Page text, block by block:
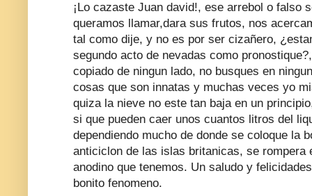
¡Lo cazaste Juan david!, ese arrebol o falso
queramos llamar,dara sus frutos, nos
tal como dije, y no es por ser cizañero,
segundo acto de nevadas como
copiado de ningun lado, no busques en
cosas que son innatas y muchas veces yo
quiza la nieve no este tan baja en un
si que pueden caer unos cuantos litros del
dependiendo mucho de donde se coloque la
anticiclon de las islas britanicas, se rompera
anodino que tenemos. Un saludo y
bonito fenomeno.